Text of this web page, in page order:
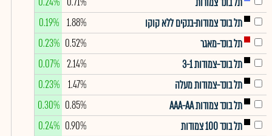
תל בונד צמודות-בנקים ללא קוקו
1.88%
0.19%
תל בונד-מאגר
0.52%
0.23%
תל בונד-צמודות 3-1
2.14%
0.07%
תל בונד-צמודות מעלה
1.47%
0.23%
תל בונד צמודות AAA-AA
0.85%
0.30%
תל בונד 100 צמודות
0.90%
0.24%